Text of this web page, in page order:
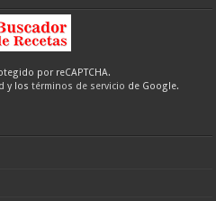
por reCAPTCHA.
y los términos de servicio de Google.